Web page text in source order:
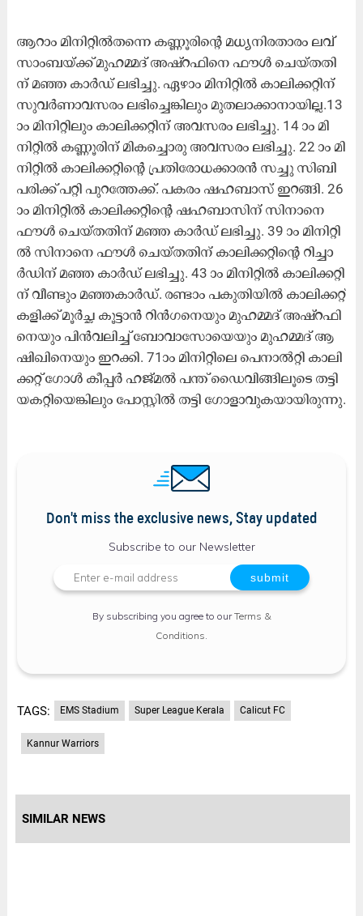
ആ​റാം മി​നി​റ്റി​ല്‍ത​ന്നെ ക​ണ്ണൂ​രി​ന്റെ മ​ധ്യ​നി​ര​താ​രം ല​വ്‌​
സാം​ബ​യ്ക്ക് മു​ഹ​മ്മ​ദ് അ​ഷ്‌​റ​ഫി​നെ ഫൗ​ള്‍ ചെ​യ്ത​തി​
ന് മ​ഞ്ഞ കാ​ര്‍ഡ് ല​ഭി​ച്ചു. ഏ​ഴാം മി​നി​റ്റി​ൽ കാ​ലി​ക്ക​റ്റി​ന്
സു​വ​ർ​ണാ​വ​സ​രം ല​ഭി​ച്ചെ​ങ്കി​ലും മു​ത​ലാ​ക്കാ​നാ​യി​ല്ല.13
ാം മി​നി​റ്റി​ലും കാ​ലി​ക്ക​റ്റി​ന് അ​വ​സ​രം ല​ഭി​ച്ചു. 14 ാം മി​
നി​റ്റി​ൽ ക​ണ്ണൂ​രി​ന് മി​ക​ച്ചൊ​രു അ​വ​സ​രം ല​ഭി​ച്ചു. 22 ാം മി​
നി​റ്റി​ല്‍ കാ​ലി​ക്ക​റ്റി​ന്റെ പ്ര​തി​രോ​ധ​ക്കാ​ര​ൻ സ​ച്ചു സി​ബി
പ​രി​ക്ക് പ​റ്റി പു​റ​ത്തേ​ക്ക്. പ​ക​രം ഷ​ഹ​ബാ​സ് ഇ​റ​ങ്ങി. 26
ാം മി​നി​റ്റി​ൽ കാ​ലി​ക്ക​റ്റി​ന്റെ ഷ​ഹ​ബാ​സി​ന് സി​നാ​നെ
ഫൗ​ള്‍ ചെ​യ്ത​തി​ന് മ​ഞ്ഞ കാ​ര്‍ഡ് ല​ഭി​ച്ചു. 39 ാം മി​നി​റ്റി​
ല്‍ സി​നാ​നെ ഫൗ​ള്‍ ചെ​യ്ത​തി​ന് കാ​ലി​ക്ക​റ്റി​ന്റെ റി​ച്ചാ​
ര്‍ഡി​ന് മ​ഞ്ഞ കാ​ര്‍ഡ് ല​ഭി​ച്ചു. 43 ാം മി​നി​റ്റി​ല്‍ കാ​ലി​ക്ക​റ്റി​
ന് വീ​ണ്ടും മ​ഞ്ഞ​കാ​ര്‍ഡ്. ര​ണ്ടാം പ​കു​തി​യി​ല്‍ കാ​ലി​ക്ക​റ്റ്
ക​ളി​ക്ക് മൂ​ര്‍ച്ഛ കൂ​ട്ടാ​ന്‍ റി​ന്‍ഗ​നെ​യും മു​ഹ​മ്മ​ദ് അ​ഷ്‌​റ​ഫി​
നെ​യും പി​ന്‍വ​ലി​ച്ച് ബോ​വാ​സോ​യെ​യും മു​ഹ​മ്മ​ദ് ആ​
ഷി​ഖി​നെ​യും ഇ​റ​ക്കി. 71ാം മി​നി​റ്റി​ലെ പെ​നാ​ൽ​റ്റി കാ​ലി​
ക്ക​റ്റ് ഗോ​ള്‍ കീ​പ്പ​ര്‍ ഹ​ജ്മ​ല്‍ പ​ന്ത് ഡൈ​വി​ങ്ങി​ലൂ​ടെ ത​ട്ടി​
യ​ക​റ്റി​യെ​ങ്കി​ലും പോ​സ്റ്റി​ൽ ത​ട്ടി ഗോ​ളാ​വു​ക​യാ​യി​രു​ന്നു.
Don't miss the exclusive news, Stay updated
Subscribe to our Newsletter
By subscribing you agree to ourTerms &
Conditions
TAGS: EMS Stadium Super League Kerala Calicut FC
Kannur Warriors
SIMILAR NEWS